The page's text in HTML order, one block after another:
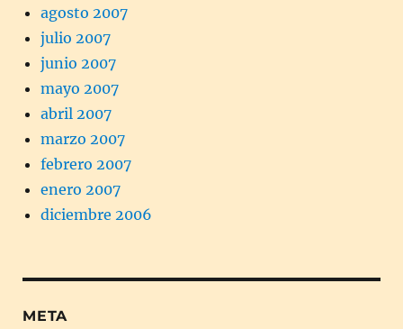
agosto 2007
julio 2007
junio 2007
mayo 2007
abril 2007
marzo 2007
febrero 2007
enero 2007
diciembre 2006
META